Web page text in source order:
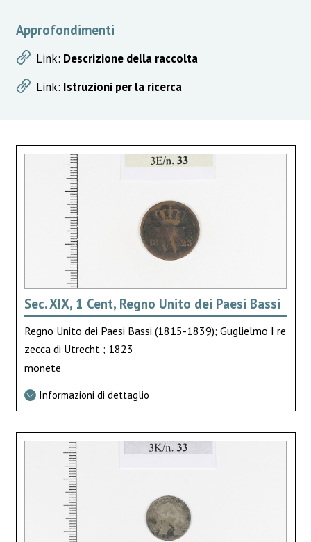
Approfondimenti
Link: Descrizione della raccolta
Link: Istruzioni per la ricerca
Sec. XIX, 1 Cent, Regno Unito dei Paesi Bassi
Regno Unito dei Paesi Bassi (1815-1839); Guglielmo I re
zecca di Utrecht ; 1823
monete
Informazioni di dettaglio